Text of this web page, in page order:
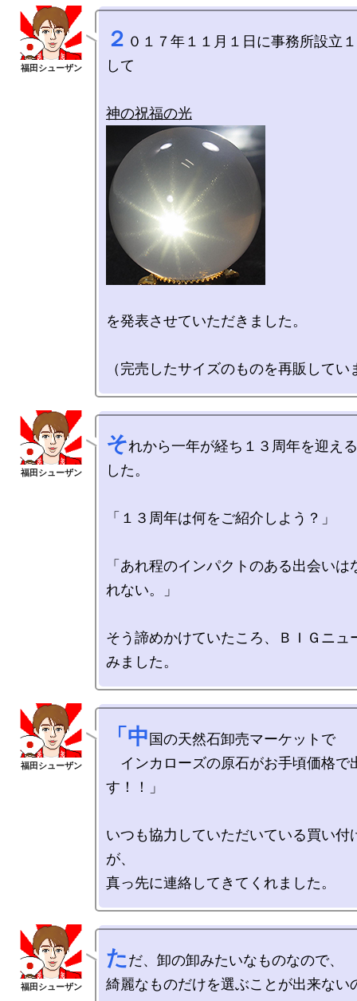
２ ０１７年１１月１日に事務所設立
して
を発表させていただきました。
それから一年が経ち１３周年を迎え
した。
「１３周年は何をご紹介しよう？」
「あれ程のインパクトのある出会いは
れない。」
そう諦めかけていたころ、ＢＩＧニュ
「中国の天然石卸売マーケットで
インカローズの原石がお手頃価格で
す！！」
いつも協力していただいている買い付
が、
ただ、卸の卸みたいなものなので、
綺麗なものだけを選ぶことが出来ない